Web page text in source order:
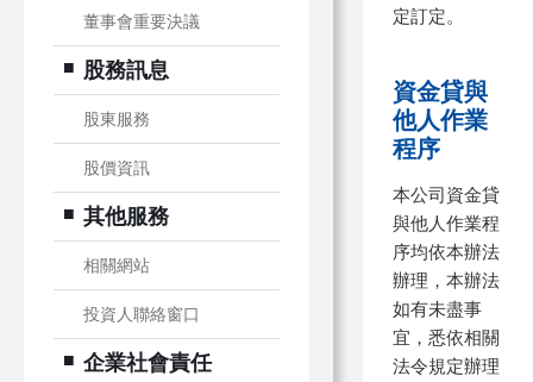
董事會重要決議
股務訊息
股東服務
股價資訊
其他服務
相關網站
投資人聯絡窗口
企業社會責任
定訂定。
資金貸與
他人作業
程序
本公司資金貸
與他人作業程
序均依本辦法
辦理，本辦法
如有未盡事
宜，悉依相關
法令規定辦理